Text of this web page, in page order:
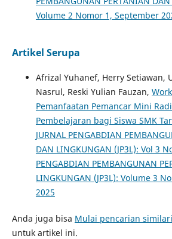
Volume 2 Nomor 1, September
Artikel Serupa
Afrizal Yuhanef, Herry Setiawan,
Nasrul, Reski Yulian Fauzan,
Pemanfaatan Pemancar Mini
Pembelajaran bagi Siswa SMK
JURNAL PENGABDIAN
DAN LINGKUNGAN (JP3L): Vol 3
PENGABDIAN PEMBANGUNAN
LINGKUNGAN (JP3L): Volume 3
2025
Anda juga bisa Mulai pencarian
untuk artikel ini.